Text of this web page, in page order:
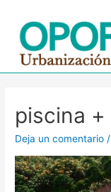
contenido
piscina +
Deja un comentario
entradas